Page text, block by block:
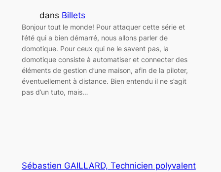
dans Billets
Bonjour tout le monde! Pour attaquer cette série et
l’été qui a bien démarré, nous allons parler de
domotique. Pour ceux qui ne le savent pas, la
domotique consiste à automatiser et connecter des
éléments de gestion d’une maison, afin de la piloter,
éventuellement à distance. Bien entendu il ne s’agit
pas d’un tuto, mais…
Sébastien GAILLARD, Technicien polyvalent